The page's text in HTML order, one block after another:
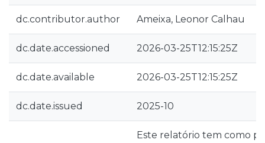
dc.contributor.author Ameixa, Leonor Calhau
dc.date.accessioned 2026-03-25T12:15:25Z
dc.date.available 2026-03-25T12:15:25Z
dc.date.issued 2025-10
Este relatório tem como